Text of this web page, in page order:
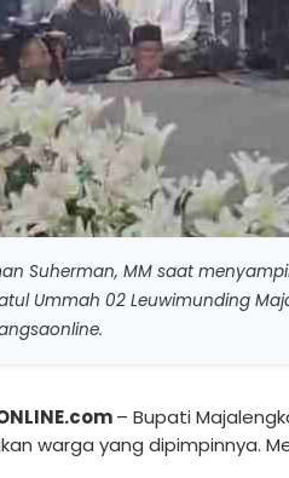
Suherman, MM saat
Ummah 02 Leuwimunding
– Bupati
warga yang dipimpinnya.